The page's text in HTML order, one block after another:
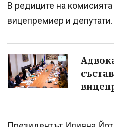
В редиците на
вицепремиер и депутати.